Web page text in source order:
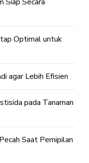
Siap Secara
Optimal untuk
agar Lebih Efisien
pada Tanaman
Saat Pemipilan